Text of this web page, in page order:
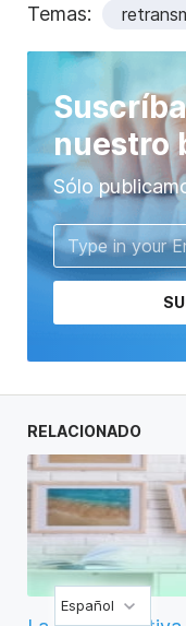
Temas:
nuestro
Sólo
RELACIONADO
Español